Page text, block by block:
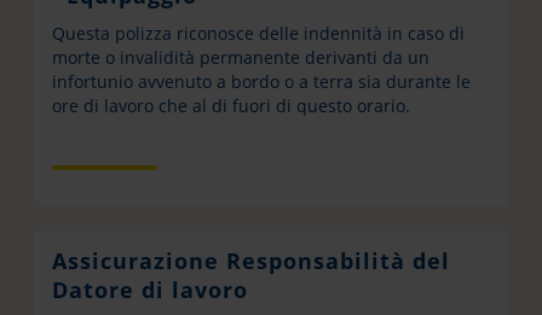
Questa polizza riconosce delle indennità in caso di
morte o invalidità permanente derivanti da un
infortunio avvenuto a bordo o a terra sia durante le
ore di lavoro che al di fuori di questo orario.
Assicurazione Responsabilità del
Datore di lavoro